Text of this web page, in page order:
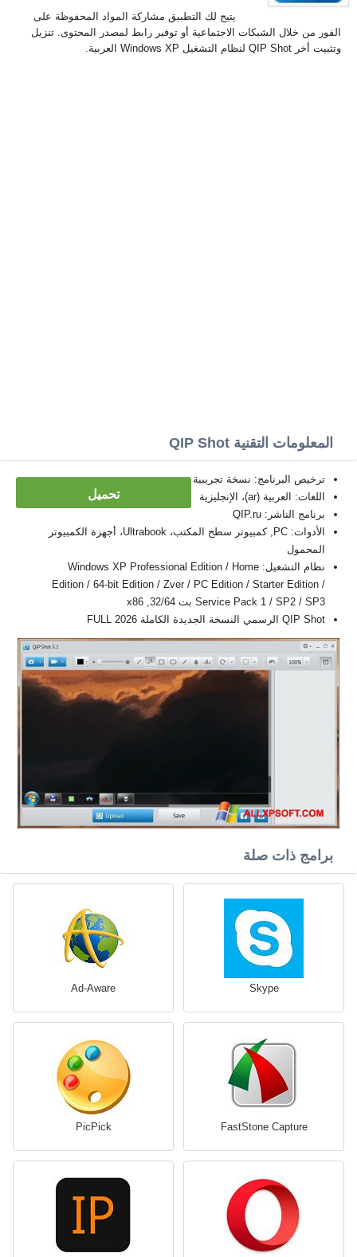
يتيح لك التطبيق مشاركة المواد المحفوظة على
الفور من خلال الشبكات الاجتماعية أو توفير رابط لمصدر المحتوى. تنزيل
وتثبيت أخر QIP Shot لنظام التشغيل Windows XP العربية.
المعلومات التقنية QIP Shot
تحميل
ترخيص البرنامج: نسخة تجريبية
اللغات: العربية (ar)، الإنجليزية
برنامج الناشر: QIP.ru
الأدوات: PC, كمبيوتر سطح المكتب، Ultrabook، أجهزة الكمبيوتر
المحمول
نظام التشغيل: Windows XP Professional Edition / Home
Edition / 64-bit Edition / Zver / PC Edition / Starter Edition /
Service Pack 1 / SP2 / SP3 بت 32/64, x86
QIP Shot الرسمي النسخة الجديدة الكاملة FULL 2026
برامج ذات صلة
Skype
Ad-Aware
FastStone Capture
PicPick